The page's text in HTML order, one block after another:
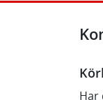
Har